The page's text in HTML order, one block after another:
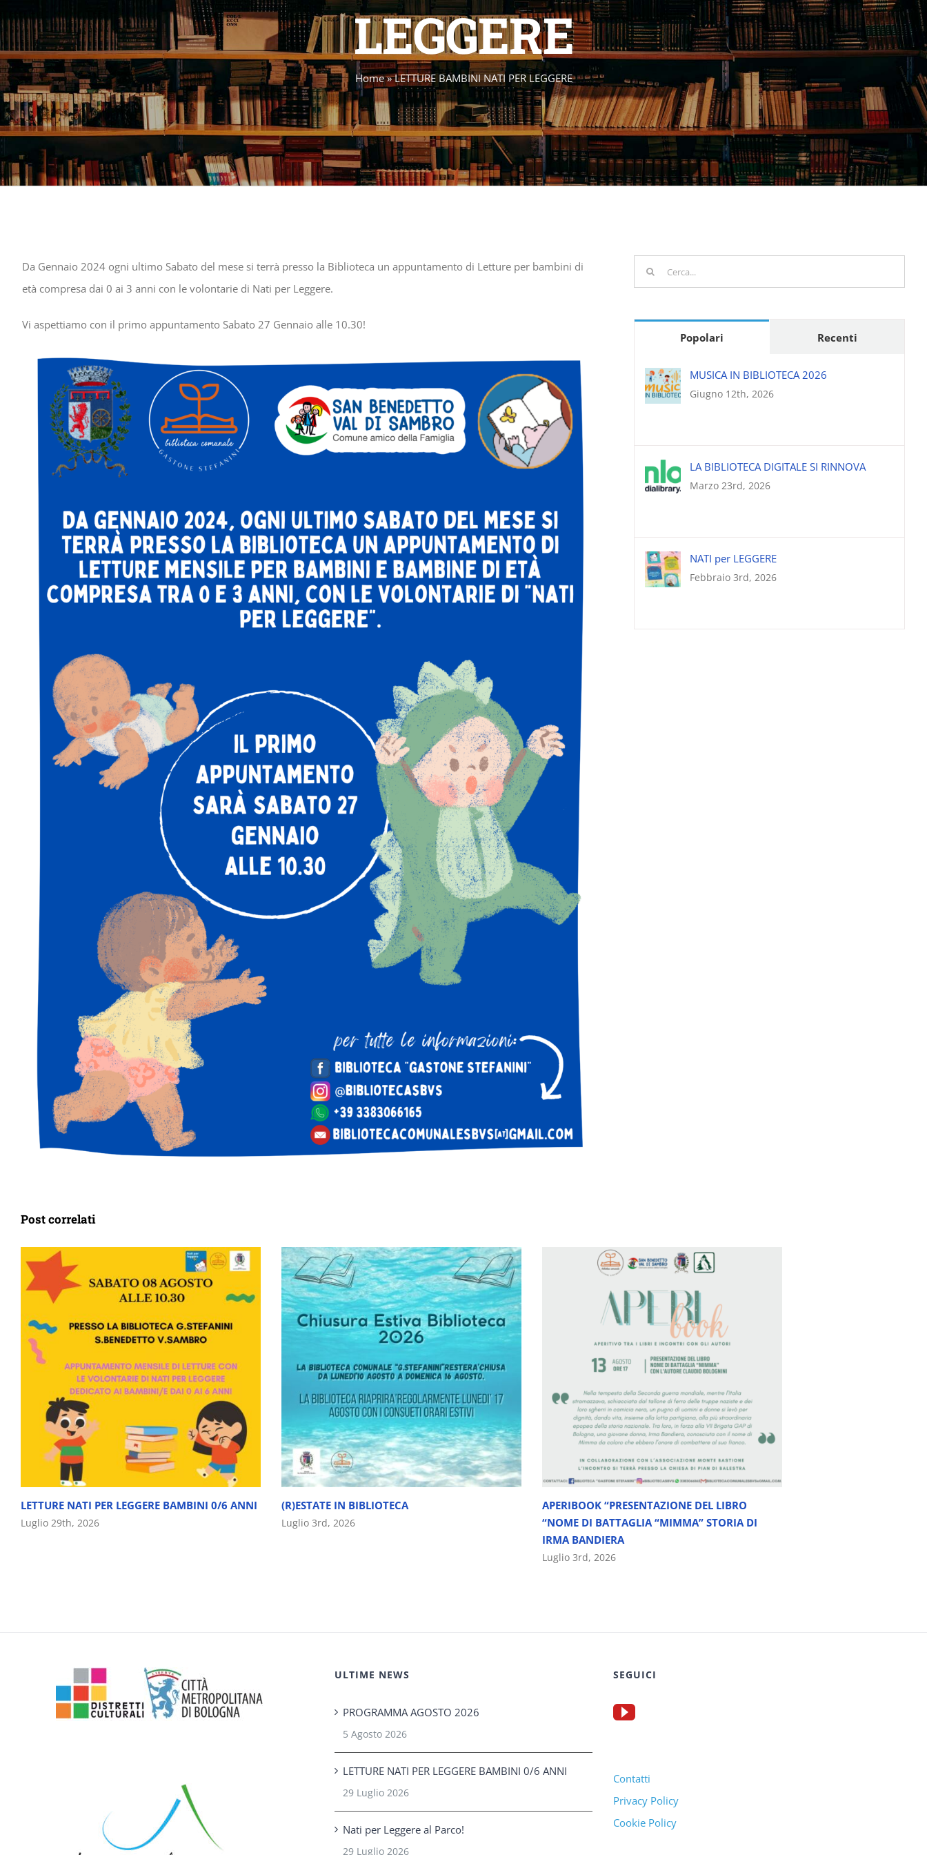
LEGGERE
Home»LETTURE BAMBINI NATI PER LEGGERE
Da Gennaio 2024 ogni ultimo Sabato del mese si terrà presso la Biblioteca un appuntamento di Letture per bambini di
età compresa dai 0 ai 3 anni con le volontarie di Nati per Leggere.
Vi aspettiamo con il primo appuntamento Sabato 27 Gennaio alle 10.30!
Cerca
per:
Popolari Recenti
MUSICA IN BIBLIOTECA 2026
Giugno 12th, 2026
LA BIBLIOTECA DIGITALE SI RINNOVA
Marzo 23rd, 2026
NATI per LEGGERE
Febbraio 3rd, 2026
Post correlati
LETTURE NATI PER LEGGERE BAMBINI 0/6 ANNI
Luglio 29th, 2026
(R)ESTATE IN BIBLIOTECA
Luglio 3rd, 2026
APERIBOOK “PRESENTAZIONE DEL LIBRO
“NOME DI BATTAGLIA “MIMMA” STORIA DI
IRMA BANDIERA
Luglio 3rd, 2026
ULTIME NEWS
PROGRAMMA AGOSTO 2026
5 Agosto 2026
LETTURE NATI PER LEGGERE BAMBINI 0/6 ANNI
29 Luglio 2026
Nati per Leggere al Parco!
29 Luglio 2026
SEGUICI
Contatti
Privacy Policy
Cookie Policy